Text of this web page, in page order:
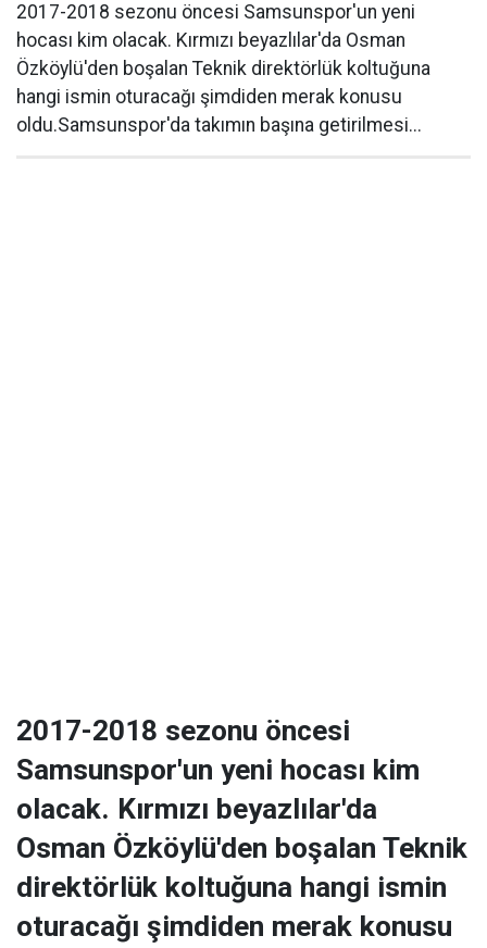
2017-2018 sezonu öncesi Samsunspor'un yeni
hocası kim olacak. Kırmızı beyazlılar'da Osman
Özköylü'den boşalan Teknik direktörlük koltuğuna
hangi ismin oturacağı şimdiden merak konusu
oldu.Samsunspor'da takımın başına getirilmesi...
2017-2018 sezonu öncesi
Samsunspor'un yeni hocası kim
olacak. Kırmızı beyazlılar'da
Osman Özköylü'den boşalan Teknik
direktörlük koltuğuna hangi ismin
oturacağı şimdiden merak konusu